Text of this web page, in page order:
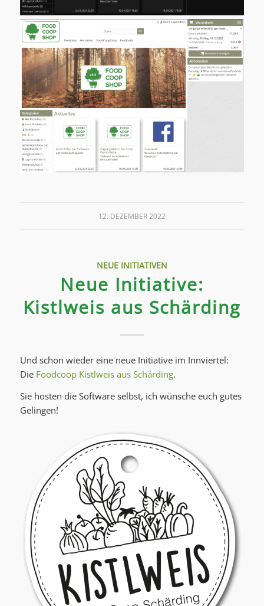
12. DEZEMBER 2022
NEUE INITIATIVEN
Neue Initiative:
Kistlweis aus Schärding
Und schon wieder eine neue Initiative im Innviertel:
Die Foodcoop Kistlweis aus Schärding.
Sie hosten die Software selbst, ich wünsche euch gutes
Gelingen!